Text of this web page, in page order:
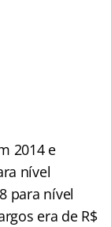
2014 e
nível
para nível
era de R$